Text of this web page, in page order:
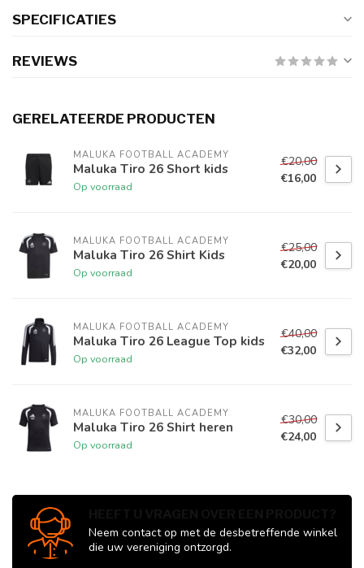
SPECIFICATIES
REVIEWS
GERELATEERDE PRODUCTEN
MALUKA FOOTBALL ACADEMY
Maluka Tiro 26 Short kids
Op voorraad
€20,00
€16,00
MALUKA FOOTBALL ACADEMY
Maluka Tiro 26 Shirt Kids
Op voorraad
€25,00
€20,00
MALUKA FOOTBALL ACADEMY
Maluka Tiro 26 League Top kids
Op voorraad
€40,00
€32,00
MALUKA FOOTBALL ACADEMY
Maluka Tiro 26 Shirt heren
Op voorraad
€30,00
€24,00
Neem contact op met de desbetreffende winkel
die uw vereniging ontzorgd.